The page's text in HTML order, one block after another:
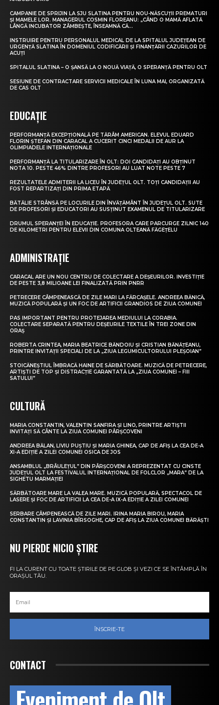
CAMPANIE DE SPRIJIN LA SJU SLATINA PENTRU NOU-NĂSCUȚII PREMATURI
ȘI MAMELE LOR. MANAGERUL COSMIN FLOREANU: „CÂND O MAMĂ AFLATĂ
LÂNGĂ INCUBATOR ZÂMBEȘTE, ÎNSEAMNĂ CĂ...
INSTRUIRE PENTRU PERSONALUL MEDICAL DE LA SPITALUL JUDEȚEAN DE
URGENȚĂ SLATINA ÎN DOMENIUL CODIFICĂRII ȘI FINANȚĂRII CAZURILOR DE
ACUȚI
SPITALUL SLATINA – O ȘANSĂ LA O NOUĂ VIAȚĂ, O SPERANȚĂ PENTRU OLT
SESIUNE DE CONTRACTARE SERVICII MEDICALE ÎN LUNA MAI, ORGANIZATĂ
DE CAS OLT
EDUCAȚIE
PERFORMANȚĂ EXCEPȚIONALĂ PE TĂRÂM AMERICAN. ELEVUL EDUARD
FLORIN ȘTEFAN DIN CARACAL A CUCERIT CINCI MEDALII DE AUR LA
OLIMPIADELE INTERNAȚIONALE
PERFORMANȚĂ LA TITULARIZARE ÎN OLT: DOI CANDIDAȚI AU OBȚINUT
NOTA 10. PESTE 46% DINTRE PROFESORI AU LUAT NOTE PESTE 7
REZULTATELE ADMITERII LA LICEU ÎN JUDEȚUL OLT. TOȚI CANDIDAȚII AU
FOST REPARTIZAȚI DIN PRIMA ETAPĂ
BĂTĂLIE STRÂNSĂ PE LOCURILE DIN ÎNVĂȚĂMÂNT ÎN JUDEȚUL OLT. SUTE
DE PROFESORI ȘI EDUCATORI AU SUSȚINUT EXAMENUL DE TITULARIZARE
DRUMUL SPERANȚEI ÎN EDUCAȚIE. PROFESORA CARE PARCURGE ZILNIC 140
DE KILOMETRI PENTRU ELEVII DIN COMUNA OLTEANĂ FĂGEȚELU
ADMINISTRAȚIE
CARACAL ARE UN NOU CENTRU DE COLECTARE A DEȘEURILOR. INVESTIȚIE
DE PESTE 3,8 MILIOANE LEI FINALIZATĂ PRIN PNRR
PETRECERE CÂMPENEASCĂ DE ZILE MARI LA FĂRCAȘELE. ANDREEA BĂNICĂ,
MUZICĂ POPULARĂ ȘI UN FOC DE ARTIFICII GRANDIOS DE ZIUA COMUNEI
PAS IMPORTANT PENTRU PROTEJAREA MEDIULUI LA CORABIA.
COLECTARE SEPARATĂ PENTRU DEȘEURILE TEXTILE ÎN TREI ZONE DIN
ORAȘ
ROBERTA CRINTEA, MARIA BEATRICE BĂNDOIU ȘI CRISTIAN BĂNĂȚEANU,
PRINTRE INVITAȚII SPECIALI DE LA „ZIUA LEGUMICULTORULUI PLEȘOIAN”
STOICĂNEȘTIUL ÎMBRACĂ HAINE DE SĂRBĂTOARE. MUZICĂ DE PETRECERE,
ARTIȘTI DE TOP ȘI DISTRACȚIE GARANTATĂ LA „ZIUA COMUNEI – FIII
SATULUI”
CULTURĂ
MARIA CONSTANTIN, VALENTIN SANFIRA ȘI LINO, PRINTRE ARTIȘTII
INVITAȚI SĂ CÂNTE LA ZIUA COMUNEI PÂRȘCOVENI
ANDREEA BĂLAN, LIVIU PUȘTIU ȘI MARIA GHINEA, CAP DE AFIȘ LA CEA DE-A
XI-A EDIȚIE A ZILEI COMUNEI OSICA DE JOS
ANSAMBLUL „BRÂULEȚUL” DIN PÂRȘCOVENI A REPREZENTAT CU CINSTE
JUDEȚUL OLT LA FESTIVALUL INTERNAȚIONAL DE FOLCLOR „MARA” DE LA
SIGHETU MARMAȚIEI
SĂRBĂTOARE MARE LA VALEA MARE. MUZICĂ POPULARĂ, SPECTACOL DE
LASERE ȘI FOC DE ARTIFICII LA CEA DE-A IX-A EDIȚIE A ZILEI COMUNEI
SERBARE CÂMPENEASCĂ DE ZILE MARI. IRINA MARIA BIROU, MARIA
CONSTANTIN ȘI LAVINIA BÎRSOGHE, CAP DE AFIȘ LA ZIUA COMUNEI BĂRĂȘTI
NU PIERDE NICIO ȘTIRE
FI LA CURENT CU TOATE ȘTIRILE DE PE GLOB ȘI VEZI CE SE ÎNTÂMPLĂ ÎN
ORAȘUL TĂU.
ÎNSCRIE-TE
CONTACT